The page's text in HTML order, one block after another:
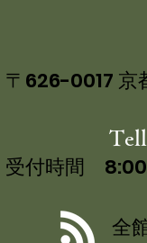
〒626-0017 京
受付時間 8:00
全